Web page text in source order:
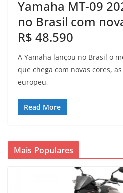
Yamaha MT-09
no Brasil com
R$ 48.590
A Yamaha lançou no Brasil o
que chega com novas cores,
europeu,
Read More
Mais Populares